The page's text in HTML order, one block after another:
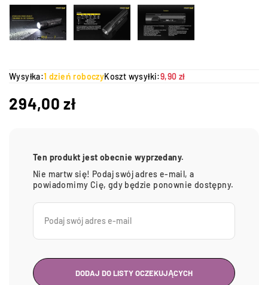
Wysyłka:1 dzień roboczyKoszt wysyłki:9,90 zł
294,00zł
Ten produkt jest obecnie wyprzedany.
Nie martw się! Podaj swój adres e-mail, a
powiadomimy Cię, gdy będzie ponownie dostępny.